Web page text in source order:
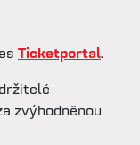
Ticketportal.
zvýhodněnou